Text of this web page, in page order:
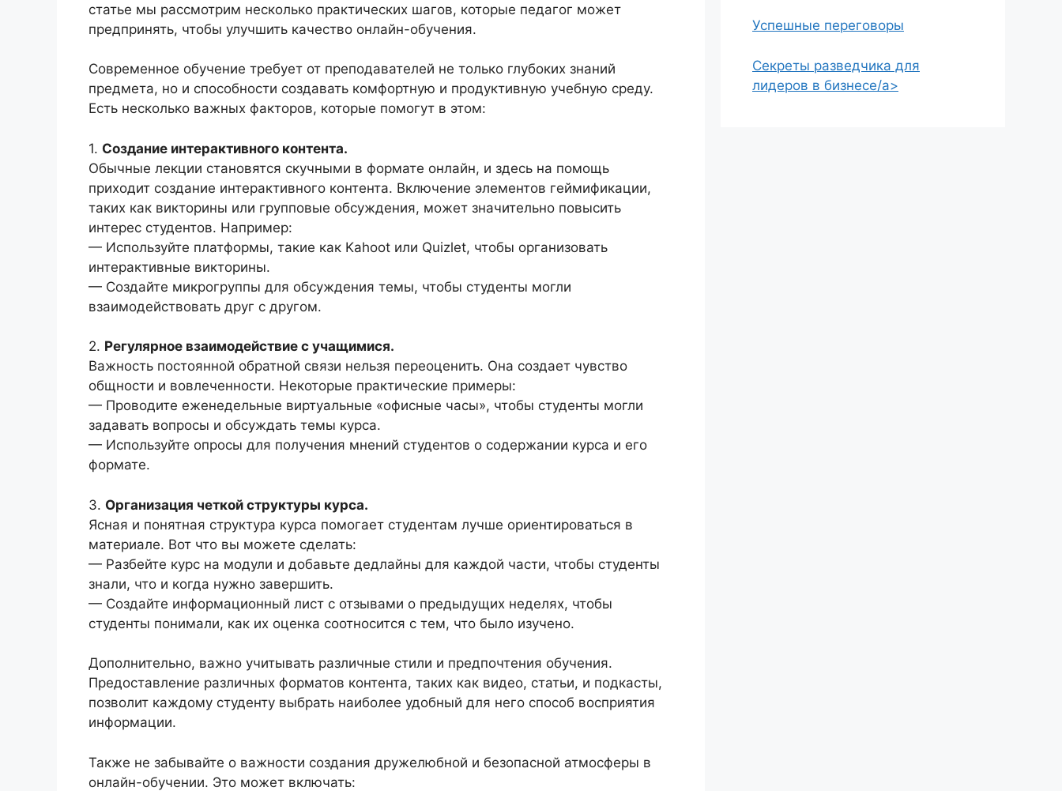
статье мы рассмотрим несколько практических шагов, которые педагог может
предпринять, чтобы улучшить качество онлайн-обучения.
Современное обучение требует от преподавателей не только глубоких знаний
предмета, но и способности создавать комфортную и продуктивную учебную среду.
Есть несколько важных факторов, которые помогут в этом:
1. Создание интерактивного контента.
Обычные лекции становятся скучными в формате онлайн, и здесь на помощь
приходит создание интерактивного контента. Включение элементов геймификации,
таких как викторины или групповые обсуждения, может значительно повысить
интерес студентов. Например:
— Используйте платформы, такие как Kahoot или Quizlet, чтобы организовать
интерактивные викторины.
— Создайте микрогруппы для обсуждения темы, чтобы студенты могли
взаимодействовать друг с другом.
2. Регулярное взаимодействие с учащимися.
Важность постоянной обратной связи нельзя переоценить. Она создает чувство
общности и вовлеченности. Некоторые практические примеры:
— Проводите еженедельные виртуальные «офисные часы», чтобы студенты могли
задавать вопросы и обсуждать темы курса.
— Используйте опросы для получения мнений студентов о содержании курса и его
формате.
3. Организация четкой структуры курса.
Ясная и понятная структура курса помогает студентам лучше ориентироваться в
материале. Вот что вы можете сделать:
— Разбейте курс на модули и добавьте дедлайны для каждой части, чтобы студенты
знали, что и когда нужно завершить.
— Создайте информационный лист с отзывами о предыдущих неделях, чтобы
студенты понимали, как их оценка соотносится с тем, что было изучено.
Дополнительно, важно учитывать различные стили и предпочтения обучения.
Предоставление различных форматов контента, таких как видео, статьи, и подкасты,
позволит каждому студенту выбрать наиболее удобный для него способ восприятия
информации.
Также не забывайте о важности создания дружелюбной и безопасной атмосферы в
онлайн-обучении. Это может включать:
Успешные переговоры
Секреты разведчика для
лидеров в бизнесе/a>